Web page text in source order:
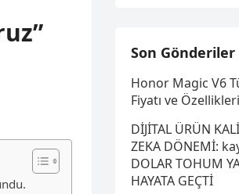
Son Gönderiler
Honor Magic V6
Fiyatı ve Özellikleri
DİJİTAL ÜRÜN
ZEKA DÖNEMİ:
DOLAR TOHUM
HAYATA GEÇTİ